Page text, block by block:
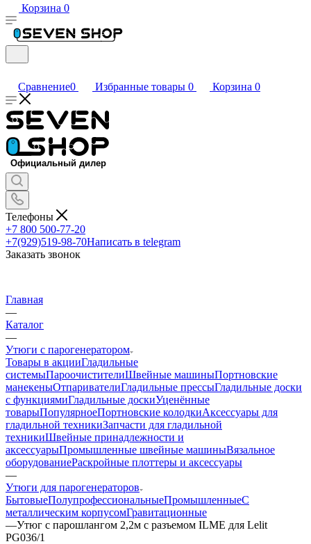
Корзина 0
Сравнение0 Избранные товары 0 Корзина 0
Телефоны
+7 800 500-77-20
+7(929)519-98-70Написать в telegram
Заказать звонок
Главная
—
Каталог
—
Утюги с парогенератором
Товары в акцииГладильные
системыПароочистителиШвейные машиныПортновские
манекеныОтпаривателиГладильные прессыГладильные доски
с функциямиГладильные доскиУценённые
товарыПопулярноеПортновские колодкиАксессуары для
гладильной техникиЗапчасти для гладильной
техникиШвейные принадлежности и
аксессуарыПромышленные швейные машиныВязальное
оборудованиеРаскройные плоттеры и аксессуары
—
Утюги для парогенераторов
БытовыеПолупрофессиональныеПромышленныеС
металлическим корпусомГравитационные
—Утюг с парошлангом 2,2м с разъемом ILME для Lelit
PG036/1